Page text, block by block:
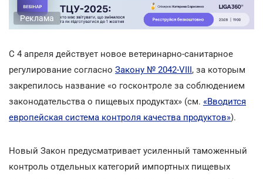
Реклама
С 4 апреля действует новое ветеринарно-санитарное
регулирование согласно Закону № 2042-VIII, за которым
закрепилось название «о госконтроле за соблюдением
законодательства о пищевых продуктах» (см. «Вводится
европейская система контроля качества продуктов»).
Новый Закон предусматривает усиленный таможенный
контроль отдельных категорий импортных пищевых